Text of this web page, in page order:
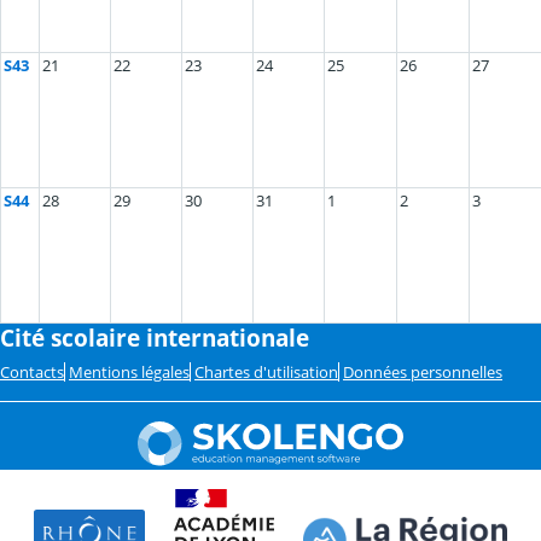
S43 21 22 23 24 25 26 27
S44 28 29 30 31 1 2 3
Cité scolaire internationale
Contacts Mentions légales Chartes d'utilisation Données personnelles